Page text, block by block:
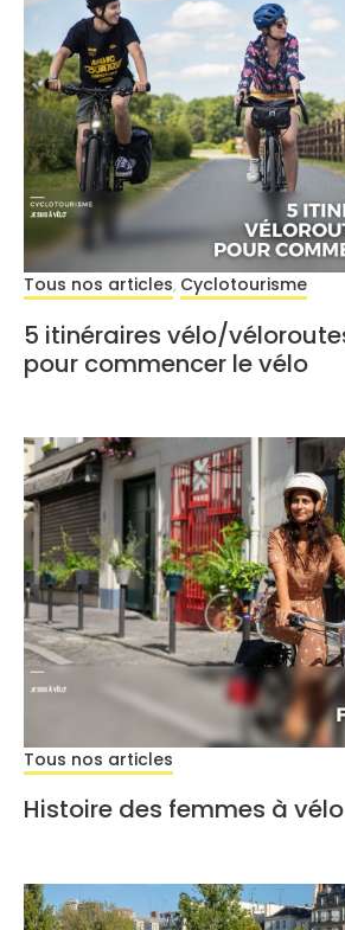
Tous nos articles, Cyclotourisme
5 itinéraires vélo/véloroutes en France
pour commencer le vélo
Tous nos articles
Histoire des femmes à vélo